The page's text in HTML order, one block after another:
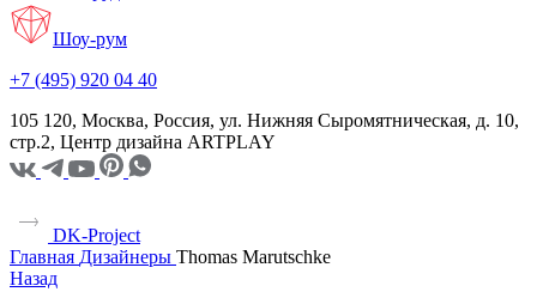
Шоу-рум
+7 (495) 920 04 40
105 120, Москва, Россия, ул. Нижняя Сыромятническая, д. 10,
стр.2, Центр дизайна ARTPLAY
DK-Project
Главная Дизайнеры Thomas Marutschke
Назад